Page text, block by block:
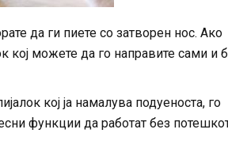
да ги пиете со затворен нос. Ако
кој можете да го направите сами и
кој ја намалува подуеноста, го
функции да работат без